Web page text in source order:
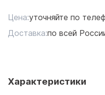
Цена:уточняйте по
Доставка:по всей
Характеристики